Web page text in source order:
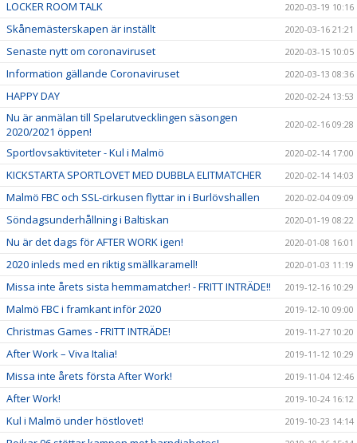
LOCKER ROOM TALK 2020-03-19 10:16
Skånemästerskapen är inställt 2020-03-16 21:21
Senaste nytt om coronaviruset 2020-03-15 10:05
Information gällande Coronaviruset 2020-03-13 08:36
HAPPY DAY 2020-02-24 13:53
Nu är anmälan till Spelarutvecklingen säsongen
2020/2021 öppen!
2020-02-16 09:28
Sportlovsaktiviteter - Kul i Malmö 2020-02-14 17:00
KICKSTARTA SPORTLOVET MED DUBBLA ELITMATCHER 2020-02-14 14:03
Malmö FBC och SSL-cirkusen flyttar in i Burlövshallen 2020-02-04 09:09
Söndagsunderhållning i Baltiskan 2020-01-19 08:22
Nu är det dags för AFTER WORK igen! 2020-01-08 16:01
2020 inleds med en riktig smällkaramell! 2020-01-03 11:19
Missa inte årets sista hemmamatcher! - FRITT INTRÄDE!! 2019-12-16 10:29
Malmö FBC i framkant inför 2020 2019-12-10 09:00
Christmas Games - FRITT INTRÄDE! 2019-11-27 10:20
After Work – Viva Italia! 2019-11-12 10:29
Missa inte årets första After Work! 2019-11-04 12:46
After Work! 2019-10-24 16:12
Kul i Malmö under höstlovet! 2019-10-23 14:14